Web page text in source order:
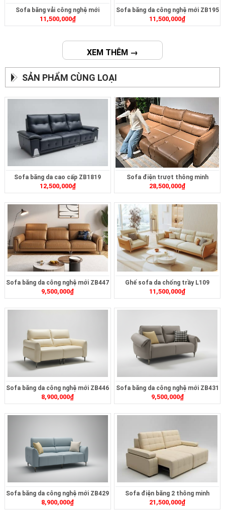
Sofa băng vải công nghệ mới
ZB471
11,500,000₫
Sofa băng da công nghệ mới ZB195
11,500,000₫
XEM THÊM →
SẢN PHẨM CÙNG LOẠI
Sofa băng da cao cấp ZB1819
12,500,000₫
Sofa điện trượt thông minh
ZT2628
28,500,000₫
Sofa băng da công nghệ mới ZB447
9,500,000₫
Ghế sofa da chống trầy L109
11,500,000₫
Sofa băng da công nghệ mới ZB446
8,900,000₫
Sofa băng da công nghệ mới ZB431
9,500,000₫
Sofa băng da công nghệ mới ZB429
8,900,000₫
Sofa điện băng 2 thông minh
ZT2626
21,500,000₫